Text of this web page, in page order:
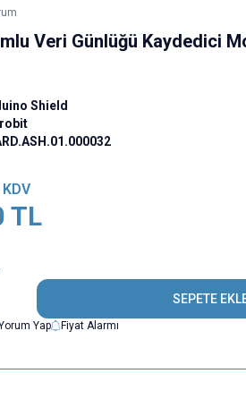
Veri Günlüğü Kaydedici
Shield
TL
SEPETE
Yap Fiyat Alarmı